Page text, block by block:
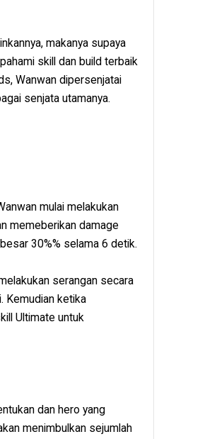
makanya supaya
skill dan build terbaik
Wanwan dipersenjatai
senjata utamanya.
mulai melakukan
memeberikan damage
30%% selama 6 detik.
serangan secara
Kemudian ketika
Ultimate untuk
dan hero yang
menimbulkan sejumlah